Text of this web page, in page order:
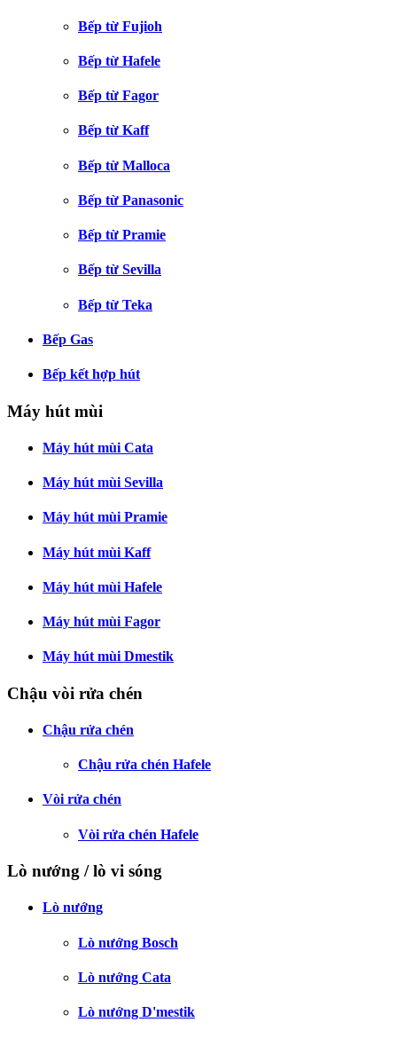
Bếp từ Fujioh
Bếp từ Hafele
Bếp từ Fagor
Bếp từ Kaff
Bếp từ Malloca
Bếp từ Panasonic
Bếp từ Pramie
Bếp từ Sevilla
Bếp từ Teka
Bếp Gas
Bếp kết hợp hút
Máy hút mùi
Máy hút mùi Cata
Máy hút mùi Sevilla
Máy hút mùi Pramie
Máy hút mùi Kaff
Máy hút mùi Hafele
Máy hút mùi Fagor
Máy hút mùi Dmestik
Chậu vòi rửa chén
Chậu rửa chén
Chậu rửa chén Hafele
Vòi rửa chén
Vòi rửa chén Hafele
Lò nướng / lò vi sóng
Lò nướng
Lò nướng Bosch
Lò nướng Cata
Lò nướng D'mestik